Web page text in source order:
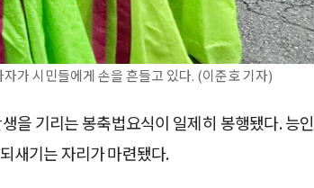
가 시민들에게 손을 흔들고 있다. (이준호 기자)
을 기리는 봉축법요식이 일제히 봉행됐다. 능인
새기는 자리가 마련됐다.